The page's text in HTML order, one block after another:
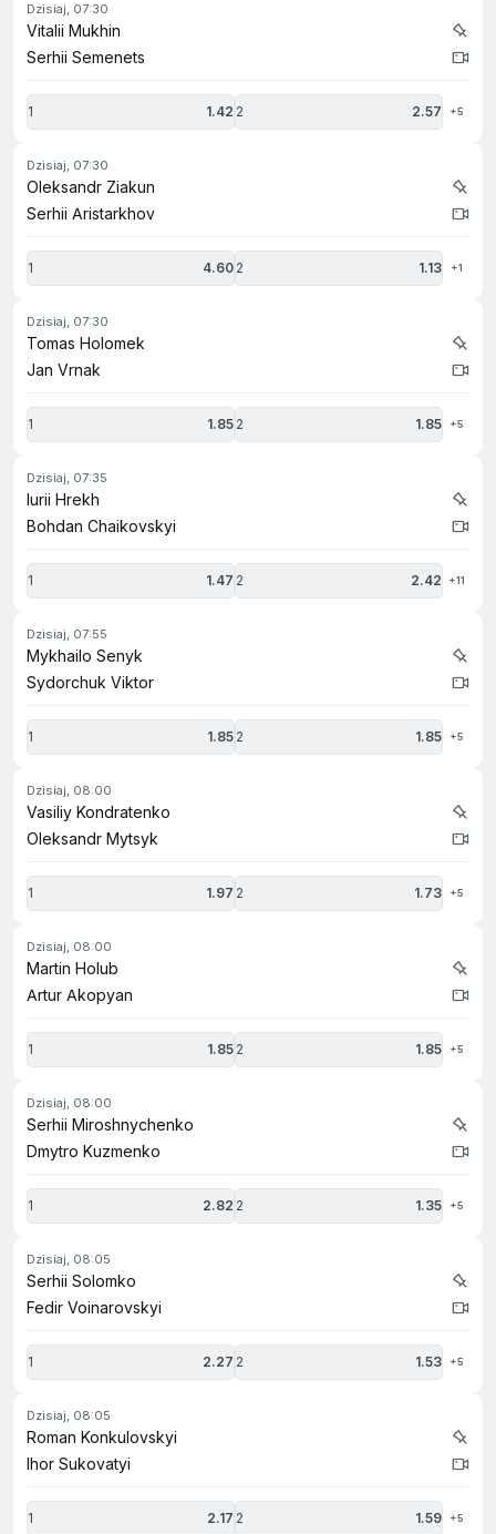
dzisiaj, 07:30
Vitalii Mukhin
Serhii Semenets
1 1.42 2 2.57 +5
dzisiaj, 07:30
Oleksandr Ziakun
Serhii Aristarkhov
1 4.60 2 1.13 +1
dzisiaj, 07:30
Tomas Holomek
Jan Vrnak
1 1.85 2 1.85 +5
dzisiaj, 07:35
Iurii Hrekh
Bohdan Chaikovskyi
1 1.47 2 2.42 +11
dzisiaj, 07:55
Mykhailo Senyk
Sydorchuk Viktor
1 1.85 2 1.85 +5
dzisiaj, 08:00
Vasiliy Kondratenko
Oleksandr Mytsyk
1 1.97 2 1.73 +5
dzisiaj, 08:00
Martin Holub
Artur Akopyan
1 1.85 2 1.85 +5
dzisiaj, 08:00
Serhii Miroshnychenko
Dmytro Kuzmenko
1 2.82 2 1.35 +5
dzisiaj, 08:05
Serhii Solomko
Fedir Voinarovskyi
1 2.27 2 1.53 +5
dzisiaj, 08:05
Roman Konkulovskyi
Ihor Sukovatyi
1 2.17 2 1.59 +5